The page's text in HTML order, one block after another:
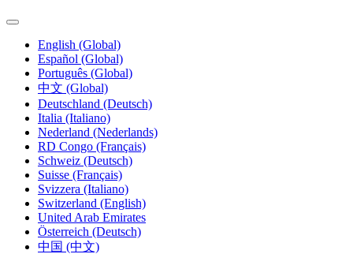
English (Global)
Español (Global)
Português (Global)
中文 (Global)
Deutschland (Deutsch)
Italia (Italiano)
Nederland (Nederlands)
RD Congo (Français)
Schweiz (Deutsch)
Suisse (Français)
Svizzera (Italiano)
Switzerland (English)
United Arab Emirates
Österreich (Deutsch)
中国 (中文)